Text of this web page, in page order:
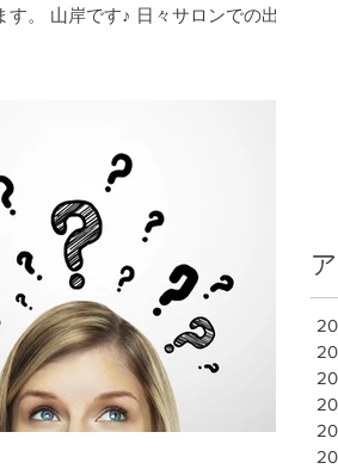
す。 山岸です♪ 日々サロンでの出来